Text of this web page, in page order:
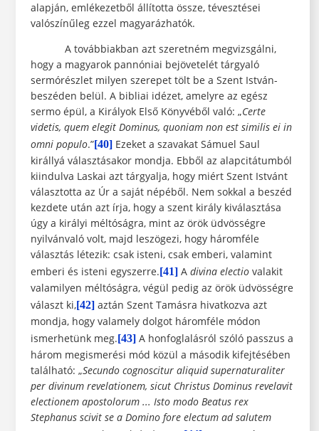
alapján, emlékezetből állította össze, tévesztései
valószínűleg ezzel magyarázhatók.
A továbbiakban azt szeretném megvizsgálni,
hogy a magyarok pannóniai bejövetelét tárgyaló
sermórészlet milyen szerepet tölt be a Szent István-
beszéden belül. A bibliai idézet, amelyre az egész
sermo épül, a Királyok Első Könyvéből való: „Certe
videtis, quem elegit Dominus, quoniam non est similis ei in
omni populo.”[40]Ezeket a szavakat Sámuel Saul
királlyá választásakor mondja. Ebből az alapcitátumból
kiindulva Laskai azt tárgyalja, hogy miért Szent Istvánt
választotta az Úr a saját népéből. Nem sokkal a beszéd
kezdete után azt írja, hogy a szent király kiválasztása
úgy a királyi méltóságra, mint az örök üdvösségre
nyilvánvaló volt, majd leszögezi, hogy háromféle
választás létezik: csak isteni, csak emberi, valamint
emberi és isteni egyszerre.[41]A divina electiovalakit
valamilyen méltóságra, végül pedig az örök üdvösségre
választ ki,[42]aztán Szent Tamásra hivatkozva azt
mondja, hogy valamely dolgot háromféle módon
ismerhetünk meg.[43]A honfoglalásról szóló passzus a
három megismerési mód közül a második kifejtésében
található: „Secundo cognoscitur aliquid supernaturaliter
per divinum revelationem, sicut Christus Dominus revelavit
electionem apostolorum ... Isto modo Beatus rex
Stephanus scivit se a Domino fore electum ad salutem